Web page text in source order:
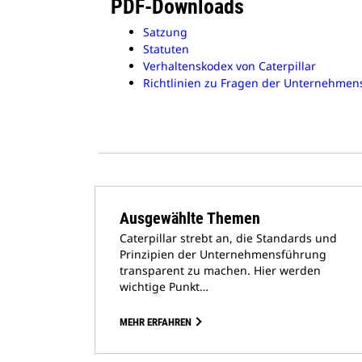
PDF-Downloads
Satzung
Statuten
Verhaltenskodex von Caterpillar
Richtlinien zu Fragen der
Ausgewählte Themen
Caterpillar strebt an, die Standards und
Prinzipien der Unternehmensführung
transparent zu machen. Hier werden
wichtige Punkt…
MEHR ERFAHREN